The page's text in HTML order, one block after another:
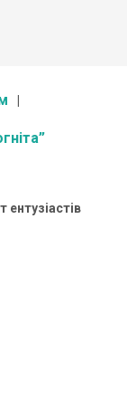
ентузіастів